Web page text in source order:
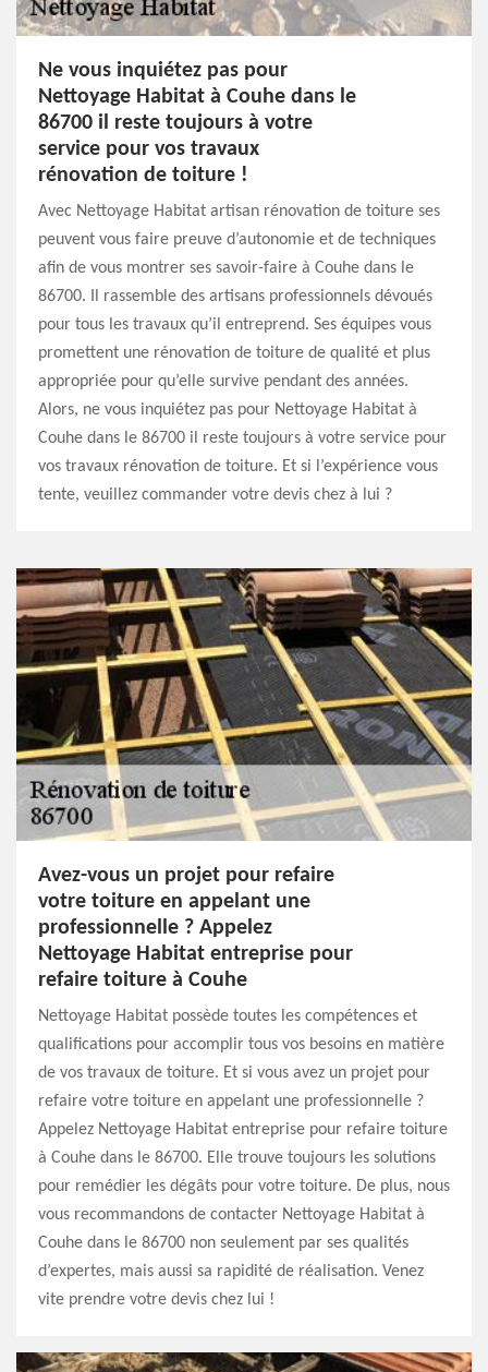
Ne vous inquiétez pas pour
Nettoyage Habitat à Couhe dans le
86700 il reste toujours à votre
service pour vos travaux
rénovation de toiture !
Avec Nettoyage Habitat artisan rénovation de toiture ses
peuvent vous faire preuve d’autonomie et de techniques
afin de vous montrer ses savoir-faire à Couhe dans le
86700. Il rassemble des artisans professionnels dévoués
pour tous les travaux qu’il entreprend. Ses équipes vous
promettent une rénovation de toiture de qualité et plus
appropriée pour qu’elle survive pendant des années.
Alors, ne vous inquiétez pas pour Nettoyage Habitat à
Couhe dans le 86700 il reste toujours à votre service pour
vos travaux rénovation de toiture. Et si l’expérience vous
tente, veuillez commander votre devis chez à lui ?
Avez-vous un projet pour refaire
votre toiture en appelant une
professionnelle ? Appelez
Nettoyage Habitat entreprise pour
refaire toiture à Couhe
Nettoyage Habitat possède toutes les compétences et
qualifications pour accomplir tous vos besoins en matière
de vos travaux de toiture. Et si vous avez un projet pour
refaire votre toiture en appelant une professionnelle ?
Appelez Nettoyage Habitat entreprise pour refaire toiture
à Couhe dans le 86700. Elle trouve toujours les solutions
pour remédier les dégâts pour votre toiture. De plus, nous
vous recommandons de contacter Nettoyage Habitat à
Couhe dans le 86700 non seulement par ses qualités
d’expertes, mais aussi sa rapidité de réalisation. Venez
vite prendre votre devis chez lui !